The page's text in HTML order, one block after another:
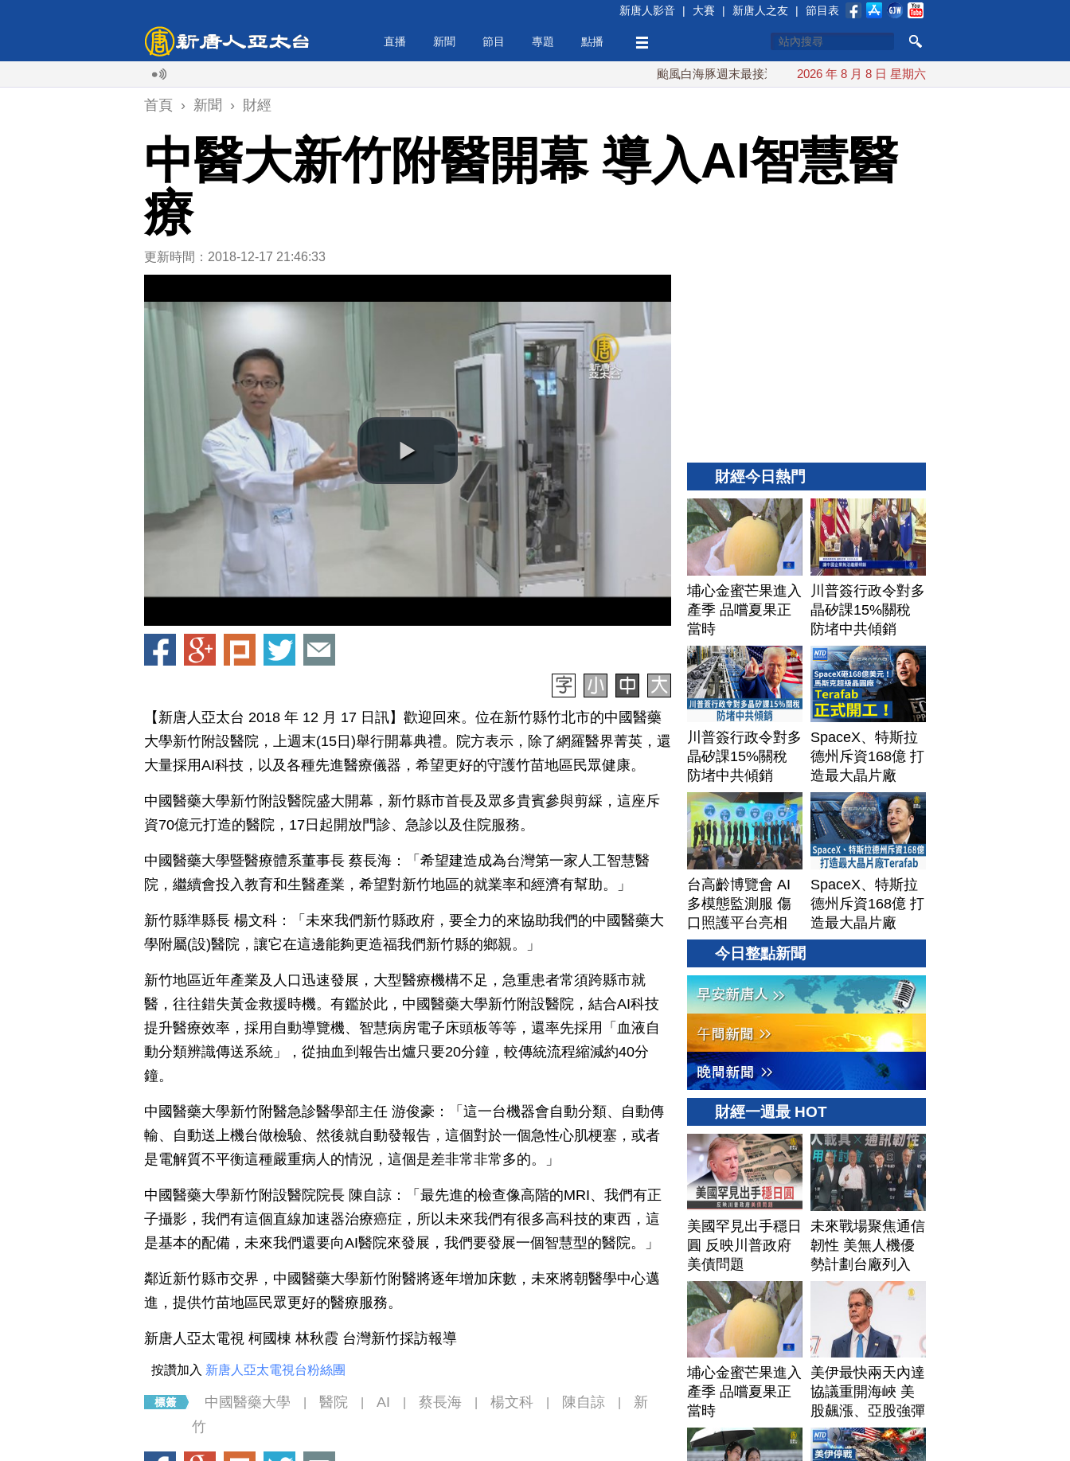
新唐人影音 | 大賽 | 新唐人之友 | 節目表
直播 新聞 節目 專題 點播
颱風白海豚週末最接近台灣 最快9日可能登陸中國 台灣漢光首結合城鎮演習 AIT
2026 年 8 月 8 日 星期六
首頁 › 新聞 › 財經
中醫大新竹附醫開幕 導入AI智慧醫
療
更新時間：2018-12-17 21:46:33
【新唐人亞太台 2018 年 12 月 17 日訊】歡迎回來。位在新竹縣竹北市的中國醫藥
大學新竹附設醫院，上週末(15日)舉行開幕典禮。院方表示，除了網羅醫界菁英，還
大量採用AI科技，以及各種先進醫療儀器，希望更好的守護竹苗地區民眾健康。
中國醫藥大學新竹附設醫院盛大開幕，新竹縣市首長及眾多貴賓參與剪綵，這座斥
資70億元打造的醫院，17日起開放門診、急診以及住院服務。
中國醫藥大學暨醫療體系董事長 蔡長海：「希望建造成為台灣第一家人工智慧醫
院，繼續會投入教育和生醫產業，希望對新竹地區的就業率和經濟有幫助。」
新竹縣準縣長 楊文科：「未來我們新竹縣政府，要全力的來協助我們的中國醫藥大
學附屬(設)醫院，讓它在這邊能夠更造福我們新竹縣的鄉親。」
新竹地區近年產業及人口迅速發展，大型醫療機構不足，急重患者常須跨縣市就
醫，往往錯失黃金救援時機。有鑑於此，中國醫藥大學新竹附設醫院，結合AI科技
提升醫療效率，採用自動導覽機、智慧病房電子床頭板等等，還率先採用「血液自
動分類辨識傳送系統」，從抽血到報告出爐只要20分鐘，較傳統流程縮減約40分
鐘。
中國醫藥大學新竹附醫急診醫學部主任 游俊豪：「這一台機器會自動分類、自動傳
輸、自動送上機台做檢驗、然後就自動發報告，這個對於一個急性心肌梗塞，或者
是電解質不平衡這種嚴重病人的情況，這個是差非常非常多的。」
中國醫藥大學新竹附設醫院院長 陳自諒：「最先進的檢查像高階的MRI、我們有正
子攝影，我們有這個直線加速器治療癌症，所以未來我們有很多高科技的東西，這
是基本的配備，未來我們還要向AI醫院來發展，我們要發展一個智慧型的醫院。」
鄰近新竹縣市交界，中國醫藥大學新竹附醫將逐年增加床數，未來將朝醫學中心邁
進，提供竹苗地區民眾更好的醫療服務。
新唐人亞太電視 柯國棟 林秋霞 台灣新竹採訪報導
按讚加入 新唐人亞太電視台粉絲團
中國醫藥大學 醫院 AI 蔡長海 楊文科 陳自諒
新
竹
財經今日熱門
埔心金蜜芒果進入
產季 品嚐夏果正
當時
川普簽行政令對多
晶矽課15%關稅
防堵中共傾銷
川普簽行政令對多
晶矽課15%關稅
防堵中共傾銷
SpaceX、特斯拉
德州斥資168億 打
造最大晶片廠
Terafab
台高齡博覽會 AI
多模態監測服 傷
口照護平台亮相
SpaceX、特斯拉
德州斥資168億 打
造最大晶片廠
Terafab
今日整點新聞
財經一週最 HOT
美國罕見出手穩日
圓 反映川普政府
美債問題
未來戰場聚焦通信
韌性 美無人機優
勢計劃台廠列入
埔心金蜜芒果進入
產季 品嚐夏果正
當時
美伊最快兩天內達
協議重開海峽 美
股飆漲、亞股強彈